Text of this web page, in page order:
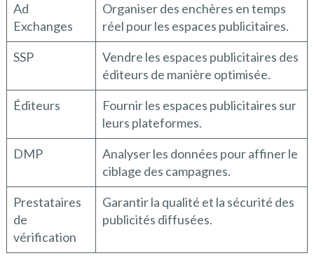
Ad
Exchanges
Organiser des enchères en temps
réel pour les espaces publicitaires.
SSP
Vendre les espaces publicitaires des
éditeurs de manière optimisée.
Éditeurs
Fournir les espaces publicitaires sur
leurs plateformes.
DMP
Analyser les données pour affiner le
ciblage des campagnes.
Prestataires
de
vérification
Garantir la qualité et la sécurité des
publicités diffusées.